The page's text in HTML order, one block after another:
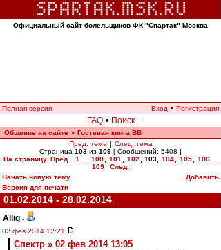
Официальный сайт болельщиков ФК "Спартак" Москва
Полная версия Вход • Регистрация
FAQ • Поиск
Общение на сайте » Гостевая книга ВВ
Пред. тема | След. тема
Страница 103 из 109 [ Сообщений: 5408 ]
На страницу Пред. 1 100 101 102 103, 104 105 106
109
След.
Начать новую тему
Добавить
Версия для печати
01.02.2014 - 28.02.2014
Allig -
02 фев 2014 12:21
Спектр » 02 фев 2014 13:05